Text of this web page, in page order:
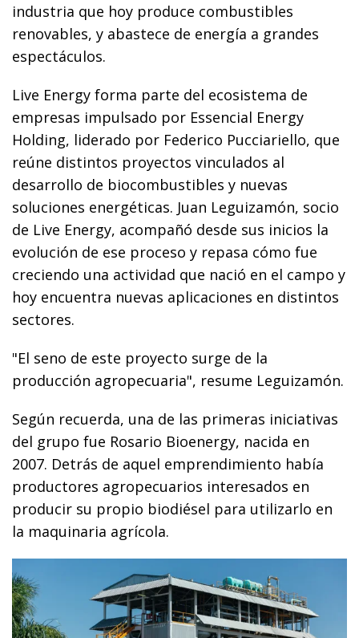
industria que hoy produce combustibles
renovables, y abastece de energía a grandes
espectáculos.
Live Energy forma parte del ecosistema de
empresas impulsado por Essencial Energy
Holding, liderado por Federico Pucciariello, que
reúne distintos proyectos vinculados al
desarrollo de biocombustibles y nuevas
soluciones energéticas. Juan Leguizamón, socio
de Live Energy, acompañó desde sus inicios la
evolución de ese proceso y repasa cómo fue
creciendo una actividad que nació en el campo y
hoy encuentra nuevas aplicaciones en distintos
sectores.
"El seno de este proyecto surge de la
producción agropecuaria", resume Leguizamón.
Según recuerda, una de las primeras iniciativas
del grupo fue Rosario Bioenergy, nacida en
2007. Detrás de aquel emprendimiento había
productores agropecuarios interesados en
producir su propio biodiésel para utilizarlo en
la maquinaria agrícola.